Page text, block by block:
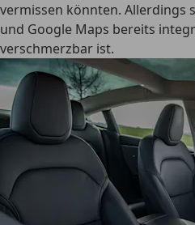
vermissen könnten. Allerdings
und Google Maps bereits
verschmerzbar ist.